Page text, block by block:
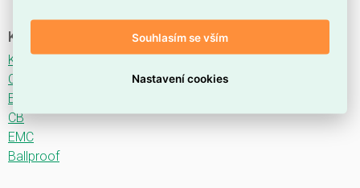
Ke stažení
Katalogový list
CE
ENEC
CB
EMC
Ballproof
Souhlasím se vším
Nastavení cookies